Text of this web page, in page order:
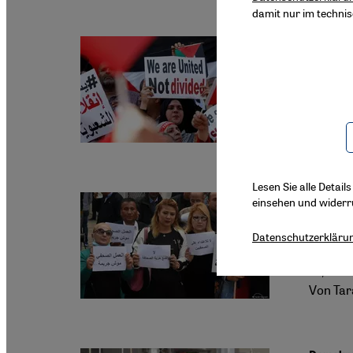
Am
In
zu,
Von
damit nur im
Lesen Sie alle
einsehen und